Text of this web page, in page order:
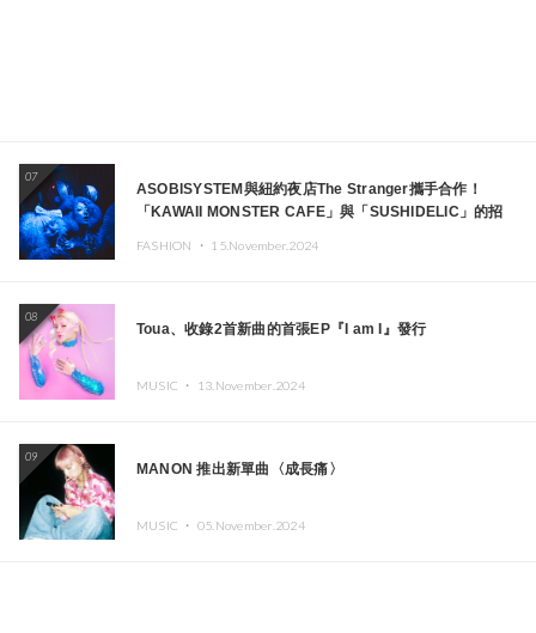
07
ASOBISYSTEM與紐約夜店The Stranger攜手合作！
「KAWAII MONSTER CAFE」與「SUSHIDELIC」的招
FASHION ・ 15.November.2024
08
Toua、收錄2首新曲的首張EP『I am I』發行
MUSIC ・ 13.November.2024
09
MANON 推出新單曲〈成長痛〉
MUSIC ・ 05.November.2024